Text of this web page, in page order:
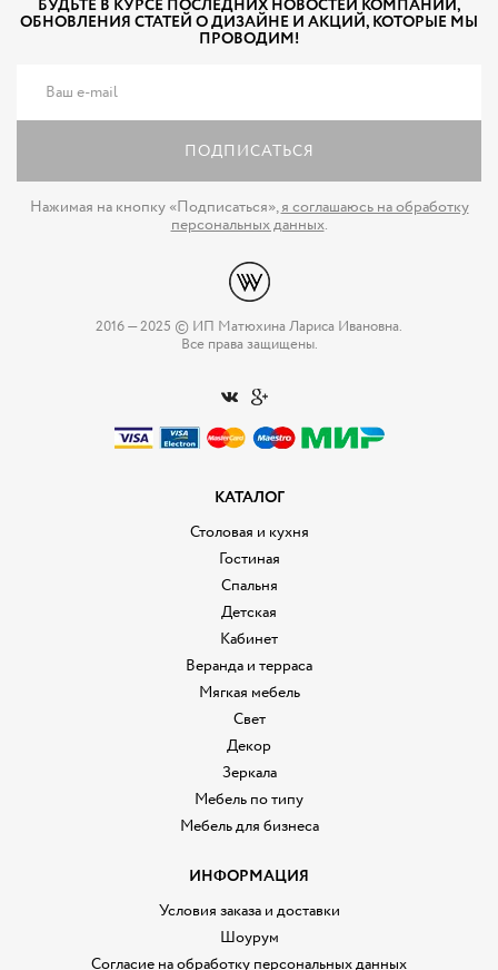
БУДЬТЕ В КУРСЕ ПОСЛЕДНИХ НОВОСТЕЙ КОМПАНИИ,
ОБНОВЛЕНИЯ СТАТЕЙ О ДИЗАЙНЕ И АКЦИЙ, КОТОРЫЕ МЫ
ПРОВОДИМ!
ПОДПИСАТЬСЯ
Нажимая на кнопку «Подписаться»,я соглашаюсь на обработку
персональных данных.
2016 — 2025 © ИП Матюхина Лариса Ивановна.
Все права защищены.
КАТАЛОГ
Столовая и кухня
Гостиная
Спальня
Детская
Кабинет
Веранда и терраса
Мягкая мебель
Свет
Декор
Зеркала
Мебель по типу
Мебель для бизнеса
ИНФОРМАЦИЯ
Условия заказа и доставки
Шоурум
Согласие на обработку персональных данных